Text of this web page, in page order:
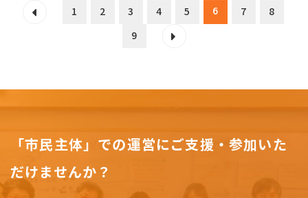
1 2 3 4 5 6 7
8
9
「市民主体」での運営にご支援・参加いた
だけませんか？